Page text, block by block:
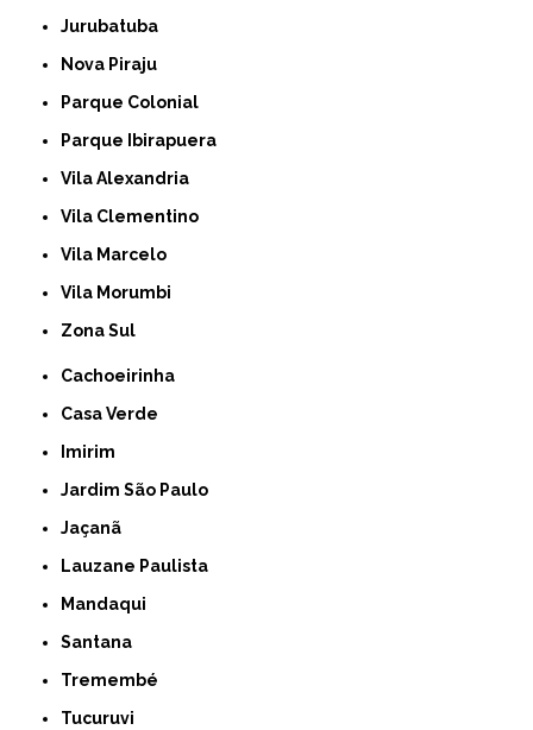
Jurubatuba
Nova Piraju
Parque Colonial
Parque Ibirapuera
Vila Alexandria
Vila Clementino
Vila Marcelo
Vila Morumbi
Zona Sul
Cachoeirinha
Casa Verde
Imirim
Jardim São Paulo
Jaçanã
Lauzane Paulista
Mandaqui
Santana
Tremembé
Tucuruvi